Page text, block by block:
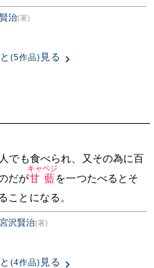
治(著)
(5作品) 見る
でも食べられ、又その為に百
だが甘藍
キャベジ
を一つたべるとそ
ことになる。
宮沢賢治(著)
(4作品) 見る